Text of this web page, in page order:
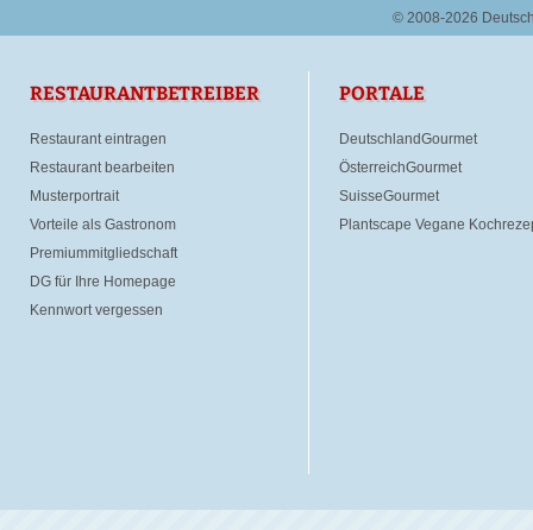
© 2008-2026
RESTAURANTBETREIBER
Restaurant eintragen
Restaurant bearbeiten
Musterportrait
Vorteile als Gastronom
Premiummitgliedschaft
DG für Ihre Homepage
Kennwort vergessen
PORTALE
DeutschlandGourmet
ÖsterreichGourmet
SuisseGourmet
Plantscape Vegane